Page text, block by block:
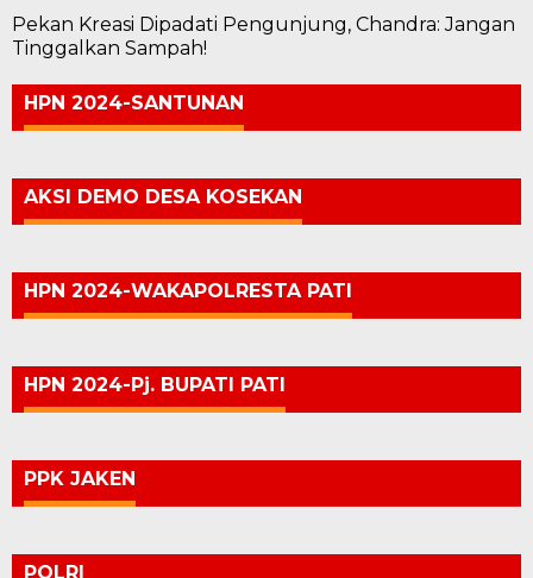
Pekan Kreasi Dipadati Pengunjung, Chandra: Jangan
Tinggalkan Sampah!
HPN 2024-SANTUNAN
AKSI DEMO DESA KOSEKAN
HPN 2024-WAKAPOLRESTA PATI
HPN 2024-Pj. BUPATI PATI
PPK JAKEN
POLRI